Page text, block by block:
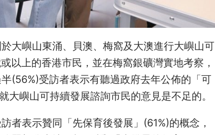
大嶼山東涌、貝澳、梅窩及大澳進行大嶼山可
以上的香港市民，並在梅窩銀礦灣實地考察，
(56%)受訪者表示有聽過政府去年公佈的「可
嶼山可持續發展諮詢市民的意見是不足的。
者表示贊同「先保育後發展」(61%)的概念，